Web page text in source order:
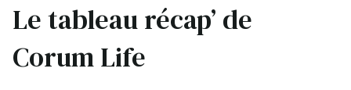
Le tableau récap’ de
Corum Life